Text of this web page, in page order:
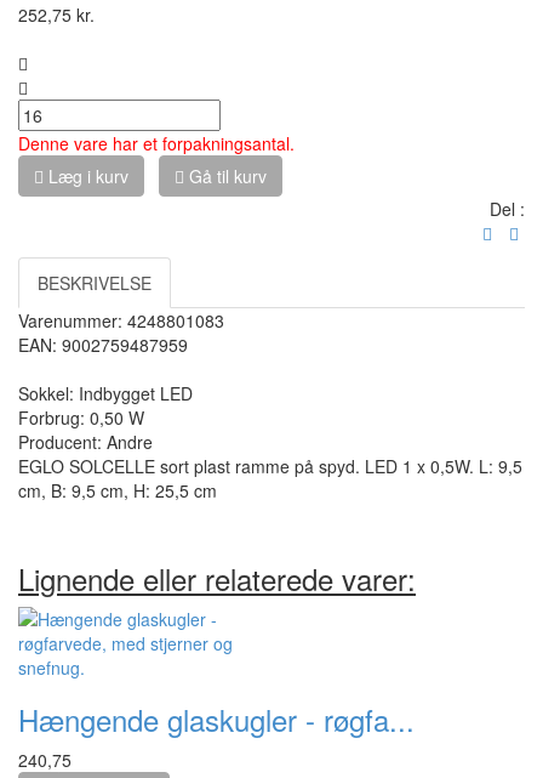
252,75 kr.
Denne vare har et forpakningsantal.
Læg i kurv
Gå til kurv
Del :
BESKRIVELSE
Varenummer: 4248801083
EAN: 9002759487959
Sokkel: Indbygget LED
Forbrug: 0,50 W
Producent: Andre
EGLO SOLCELLE sort plast ramme på spyd. LED 1 x 0,5W. L: 9,5
cm, B: 9,5 cm, H: 25,5 cm
Lignende eller relaterede varer:
Hængende glaskugler - røgfa...
240,75